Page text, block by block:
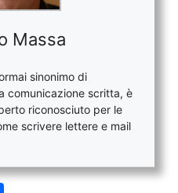
Massa
sinonimo di
comunicazione scritta, è
riconosciuto per le
scrivere lettere e mail